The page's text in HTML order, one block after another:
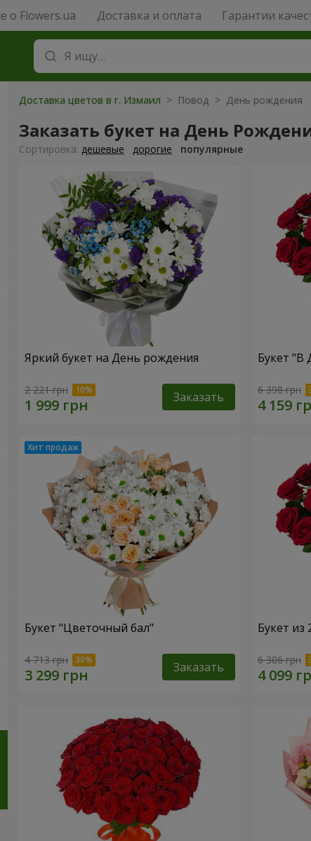
о Flowers.ua Доставка и оплата Гарантии
Доставка цветов в г. Измаил > Повод > День рождения
Заказать букет на День
Cортировка: дешевые дорогие популярные
Яркий букет на День рождения
2 221 грн Заказать
Букет "В
6 398 грн
Букет "Цветочный бал"
4 713 грн Заказать
Букет из
6 306 грн